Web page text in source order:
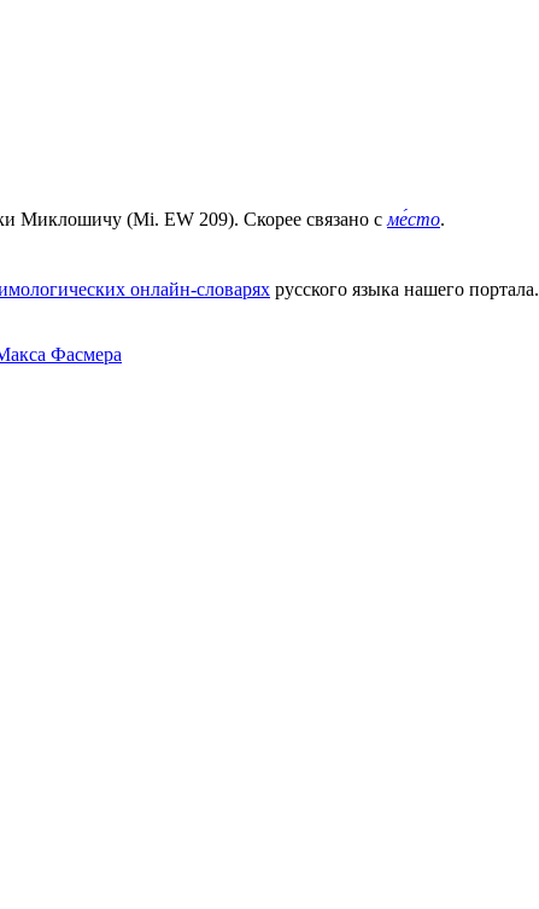
Миклошичу (Mi. EW 209). Скорее связано с ме́сто.
онлайн-словарях русского языка нашего портала.
Фасмера